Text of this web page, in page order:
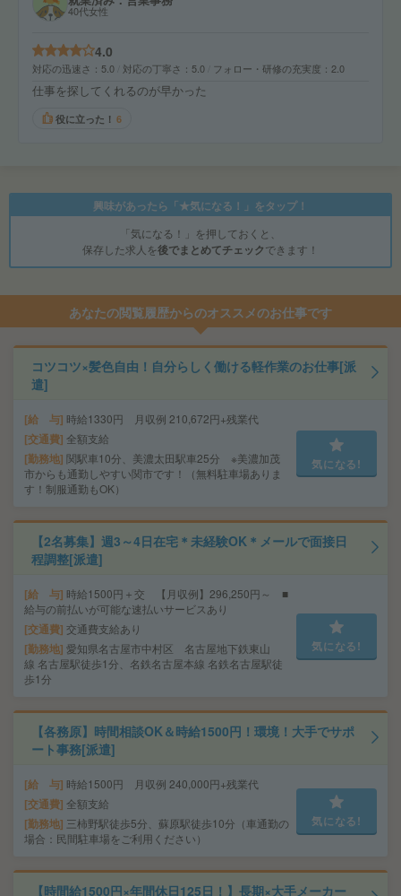
40代女性
4.0
対応の迅速さ 5.0 対応の丁寧さ 5.0 フォロー・研修の充実度 2.0
仕事を探してくれるのが早かった
役に立った！ 6
興味があったら「★気になる！」をタップ！
「気になる！」を押しておくと、
保存した求人を後でまとめてチェックできます！
あなたの閲覧履歴からのオススメのお仕事です
コツコツ×髪色自由！自分らしく働ける軽作業のお仕事[派
遣]
給 与 時給1330円 月収例 210,672円+残業代
交通費 全額支給
勤務地 関駅車10分、美濃太田駅車25分 ※美濃加茂
市からも通勤しやすい関市です！（無料駐車場ありま
す！制服通勤もOK）
気になる!
【2名募集】週3～4日在宅＊未経験OK＊メールで面接日
程調整[派遣]
給 与 時給1500円＋交 【月収例】296,250円～ ■
給与の前払いが可能な速払いサービスあり
交通費 交通費支給あり
勤務地 愛知県名古屋市中村区 名古屋地下鉄東山
線 名古屋駅徒歩1分、名鉄名古屋本線 名鉄名古屋駅徒
歩1分
気になる!
【各務原】時間相談OK＆時給1500円！環境！大手でサポ
ート事務[派遣]
給 与 時給1500円 月収例 240,000円+残業代
交通費 全額支給
勤務地 三柿野駅徒歩5分、蘇原駅徒歩10分（車通勤の
場合：民間駐車場をご利用ください）
気になる!
【時間給1500円×年間休日125日！】長期×大手メーカー